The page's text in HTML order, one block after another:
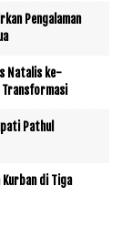
Pengalaman
Natalis ke-
Transformasi
Pathul
Kurban di Tiga